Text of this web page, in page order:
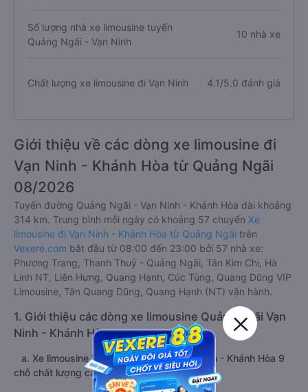
Số lượng nhà xe limousine tuyến
Quảng Ngãi - Vạn Ninh
10 nhà xe
Chất lượng xe limousine đi Vạn Ninh 4.1/5.0 đánh giá
Giới thiệu về các dòng xe limousine đi
Vạn Ninh - Khánh Hòa từ Quảng Ngãi
08/2026
Tuyến đường Quảng Ngãi - Vạn Ninh - Khánh Hòa dài khoảng
314 km. Trung bình mỗi ngày có khoảng 57 chuyến Xe
limousine đi Vạn Ninh - Khánh Hòa từ Quảng Ngãi trên
Vexere.com bắt đầu từ 08:00 đến 23:00 bởi 57 nhà xe:
Phương Trang, Thanh Thuỷ - Quảng Ngãi, Tân Kim Chi, Hà
Linh NT, Liên Hưng, Quang Hạnh, Cúc Tùng, Quang Dũng VIP
Limousine, Tân Quang Dũng, Quang Hạnh (NT) vận hành.
1. Giới thiệu các dòng xe limousine Quảng Ngãi Vạn
Ninh - Khánh Hòa
a. Xe limousine VIP Quảng Ngãi đi Vạn Ninh - Khánh Hòa 9
chỗ chất lượng cao